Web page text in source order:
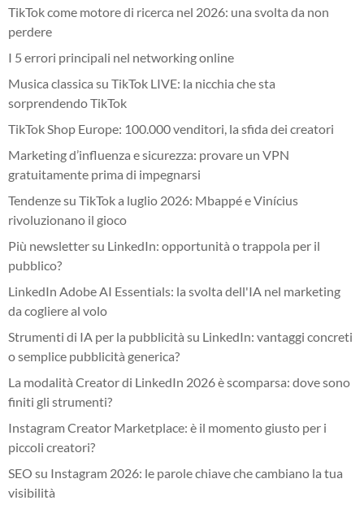
TikTok come motore di ricerca nel 2026: una svolta da non
perdere
I 5 errori principali nel networking online
Musica classica su TikTok LIVE: la nicchia che sta
sorprendendo TikTok
TikTok Shop Europe: 100.000 venditori, la sfida dei creatori
Marketing d’influenza e sicurezza: provare un VPN
gratuitamente prima di impegnarsi
Tendenze su TikTok a luglio 2026: Mbappé e Vinícius
rivoluzionano il gioco
Più newsletter su LinkedIn: opportunità o trappola per il
pubblico?
LinkedIn Adobe AI Essentials: la svolta dell'IA nel marketing
da cogliere al volo
Strumenti di IA per la pubblicità su LinkedIn: vantaggi concreti
o semplice pubblicità generica?
La modalità Creator di LinkedIn 2026 è scomparsa: dove sono
finiti gli strumenti?
Instagram Creator Marketplace: è il momento giusto per i
piccoli creatori?
SEO su Instagram 2026: le parole chiave che cambiano la tua
visibilità